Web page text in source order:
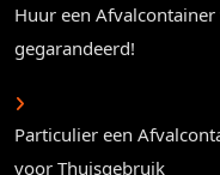
Huur een
gegarandeerd!
Particulier een
voor Thuisgebruik